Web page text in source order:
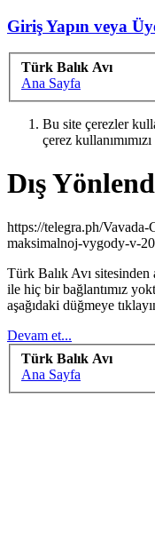
Giriş Yapın veya
Türk Balık Avı
Ana Sayfa
Bu site çerezler
çerez
Dış
https://telegra.ph/
maksimalnoj-vygody-v-
Türk Balık Avı
ile hiç bir bağlantımız
aşağıdaki düğmeye
Devam et...
Türk Balık Avı
Ana Sayfa